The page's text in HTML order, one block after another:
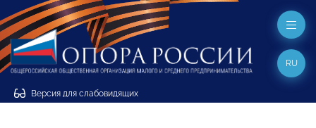
Версия для слабовидящих
RU